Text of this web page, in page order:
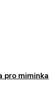
pro miminka